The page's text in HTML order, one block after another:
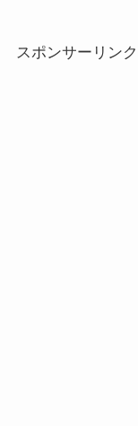
スポンサーリンク